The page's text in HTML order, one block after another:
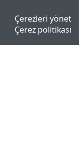
Çerezleri yönet
Çerez politikası